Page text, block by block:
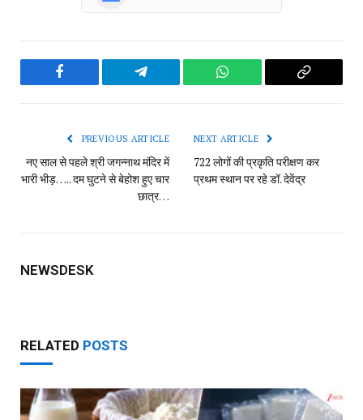
Facebook Telegram WhatsApp
Copy
PREVIOUS ARTICLE
नए साल से पहले श्री जगन्नाथ मंदिर में
भारी भीड़….. दम घुटने से बेहोश हुए चार
छात्र…
NEXT ARTICLE
722 लोगों की प्रकृति परीक्षण कर
प्रथम स्थान पर रहे डॉ. देवेंद्र
NEWSDESK
RELATED POSTS